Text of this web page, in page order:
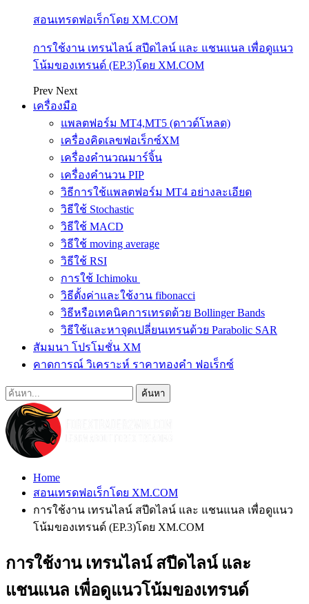
สอนเทรดฟอเร็กโดย XM.COM
การใช้งาน เทรนไลน์ สปีดไลน์ และ แชนแนล เพื่อดูแนว
โน้มของเทรนด์ (EP.3)โดย XM.COM
Prev Next
เครื่องมือ
แพลตฟอร์ม MT4,MT5 (ดาวด์โหลด)
เครื่องคิดเลขฟอเร็กซ์XM
เครื่องคำนวณมาร์จิ้น
เครื่องคำนวน PIP
วิธีการใช้แพลตฟอร์ม MT4 อย่างละเอียด
วิธีใช้ Stochastic
วิธีใช้ MACD
วิธีใช้ moving average
วิธีใช้ RSI
การใช้ Ichimoku
วิธีตั้งค่าและใช้งาน fibonacci
วิธีหรือเทคนิคการเทรดด้วย Bollinger Bands
วิธีใช้และหาจุดเปลี่ยนเทรนด้วย Parabolic SAR
สัมมนา โปรโมชั่น XM
คาดการณ์ วิเคราะห์ ราคาทองคำ ฟอเร็กซ์
Home
สอนเทรดฟอเร็กโดย XM.COM
การใช้งาน เทรนไลน์ สปีดไลน์ และ แชนแนล เพื่อดูแนว
โน้มของเทรนด์ (EP.3)โดย XM.COM
การใช้งาน เทรนไลน์ สปีดไลน์ และ
แชนแนล เพื่อดูแนวโน้มของเทรนด์